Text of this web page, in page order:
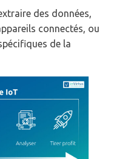
des données,
connectés, ou
de la